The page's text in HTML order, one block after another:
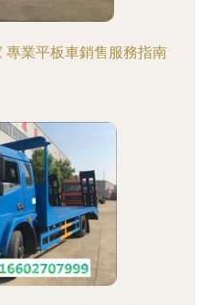
專業平板車銷售服務指南